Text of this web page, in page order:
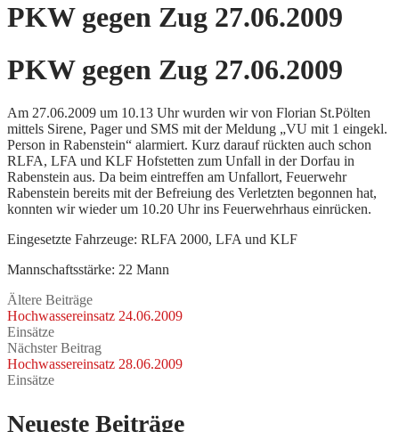
PKW gegen Zug 27.06.2009
PKW gegen Zug 27.06.2009
Am 27.06.2009 um 10.13 Uhr wurden wir von Florian St.Pölten
mittels Sirene, Pager und SMS mit der Meldung „VU mit 1 eingekl.
Person in Rabenstein“ alarmiert. Kurz darauf rückten auch schon
RLFA, LFA und KLF Hofstetten zum Unfall in der Dorfau in
Rabenstein aus. Da beim eintreffen am Unfallort, Feuerwehr
Rabenstein bereits mit der Befreiung des Verletzten begonnen hat,
konnten wir wieder um 10.20 Uhr ins Feuerwehrhaus einrücken.
Eingesetzte Fahrzeuge: RLFA 2000, LFA und KLF
Mannschaftsstärke: 22 Mann
Ältere Beiträge
Hochwassereinsatz 24.06.2009
Einsätze
Nächster Beitrag
Hochwassereinsatz 28.06.2009
Einsätze
Neueste Beiträge